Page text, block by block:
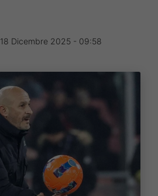
18 Dicembre 2025 - 09:58